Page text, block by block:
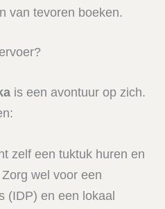
van tevoren boeken.
is een avontuur op zich.
zelf een tuktuk huren en
wel voor een
(IDP) en een lokaal